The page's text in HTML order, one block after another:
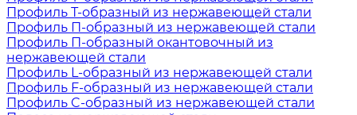
Профиль Т-образный из нержавеющей стали
Профиль П-образный из нержавеющей стали
Профиль П-образный окантовочный из
нержавеющей стали
Профиль L-образный из нержавеющей стали
Профиль F-образный из нержавеющей стали
Профиль C-образный из нержавеющей стали